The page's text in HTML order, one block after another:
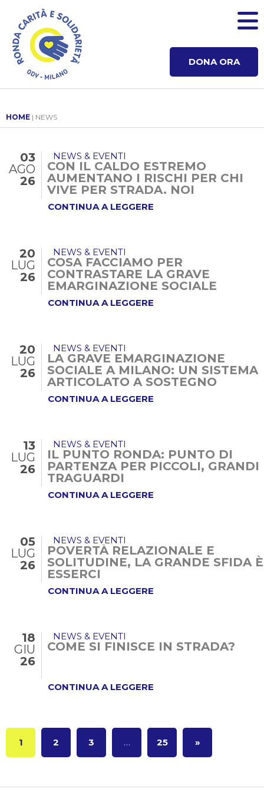
DONA ORA
HOME | NEWS
03
AGO
26
NEWS & EVENTI
CON IL CALDO ESTREMO
AUMENTANO I RISCHI PER CHI
VIVE PER STRADA. NOI
CONTINUIAMO A...
CONTINUA A LEGGERE
20
LUG
26
NEWS & EVENTI
COSA FACCIAMO PER
CONTRASTARE LA GRAVE
EMARGINAZIONE SOCIALE
CONTINUA A LEGGERE
20
LUG
26
NEWS & EVENTI
LA GRAVE EMARGINAZIONE
SOCIALE A MILANO: UN SISTEMA
ARTICOLATO A SOSTEGNO
DELLA...
CONTINUA A LEGGERE
13
LUG
26
NEWS & EVENTI
IL PUNTO RONDA: PUNTO DI
PARTENZA PER PICCOLI, GRANDI
TRAGUARDI
CONTINUA A LEGGERE
05
LUG
26
NEWS & EVENTI
POVERTÀ RELAZIONALE E
SOLITUDINE, LA GRANDE SFIDA È
ESSERCI
CONTINUA A LEGGERE
18
GIU
26
NEWS & EVENTI
COME SI FINISCE IN STRADA?
CONTINUA A LEGGERE
1 2 3 … 25 »